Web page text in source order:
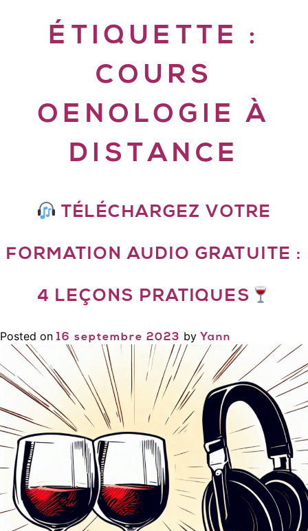
ÉTIQUETTE :
COURS
OENOLOGIE À
DISTANCE
TÉLÉCHARGEZ VOTRE
FORMATION AUDIO GRATUITE :
4 LEÇONS PRATIQUES
Posted on 16 septembre 2023 by Yann